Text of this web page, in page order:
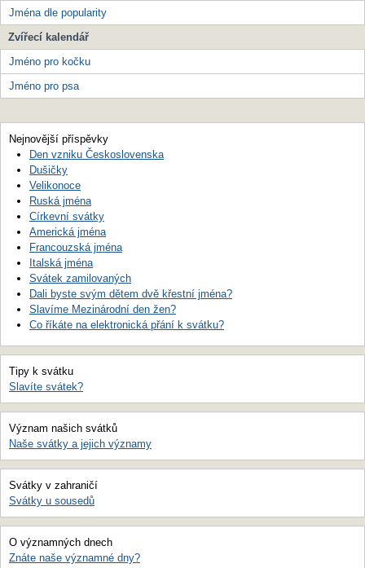
Jména dle popularity
Zvířecí kalendář
Jméno pro kočku
Jméno pro psa
Nejnovější příspěvky
Den vzniku Československa
Dušičky
Velikonoce
Ruská jména
Církevní svátky
Americká jména
Francouzská jména
Italská jména
Svátek zamilovaných
Dali byste svým dětem dvě křestní jména?
Slavíme Mezinárodní den žen?
Co říkáte na elektronická přání k svátku?
Tipy k svátku
Slavíte svátek?
Význam našich svátků
Naše svátky a jejich významy
Svátky v zahraničí
Svátky u sousedů
O významných dnech
Znáte naše významné dny?